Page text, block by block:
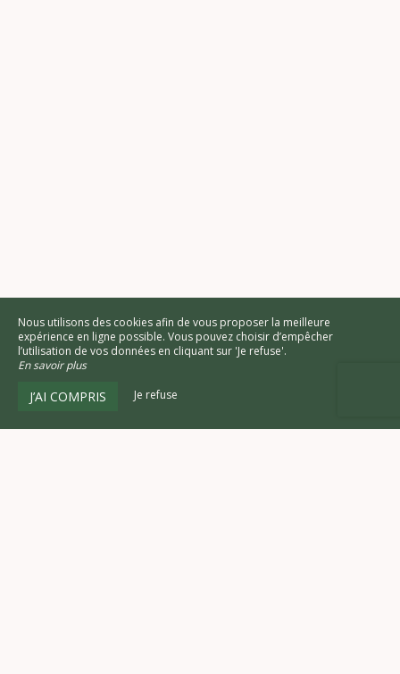
Nous utilisons des cookies afin de vous proposer la meilleure
expérience en ligne possible. Vous pouvez choisir d’empêcher
l’utilisation de vos données en cliquant sur 'Je refuse'.
En savoir plus
J’AI COMPRIS Je refuse